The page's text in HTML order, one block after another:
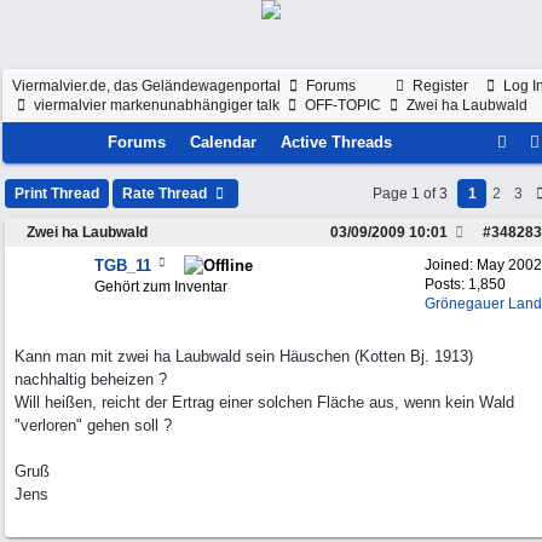
Register Log
Viermalvier.de, das Geländewagenportal
Forums
viermalvier markenunabhängiger talk
OFF-TOPIC Zwei ha Laubwald
Forums Calendar Active Threads
Print Thread Rate Thread Page 1 of 3 1 2 3
Zwei ha Laubwald #348283
03/09/2009 10:01
Joined: May 2002
Posts: 1,850
Grönegauer Land
TGB_11
Gehört zum Inventar
Kann man mit zwei ha Laubwald sein Häuschen (Kotten Bj. 1913)
nachhaltig beheizen ?
Will heißen, reicht der Ertrag einer solchen Fläche aus, wenn kein Wald
"verloren" gehen soll ?
Gruß
Jens